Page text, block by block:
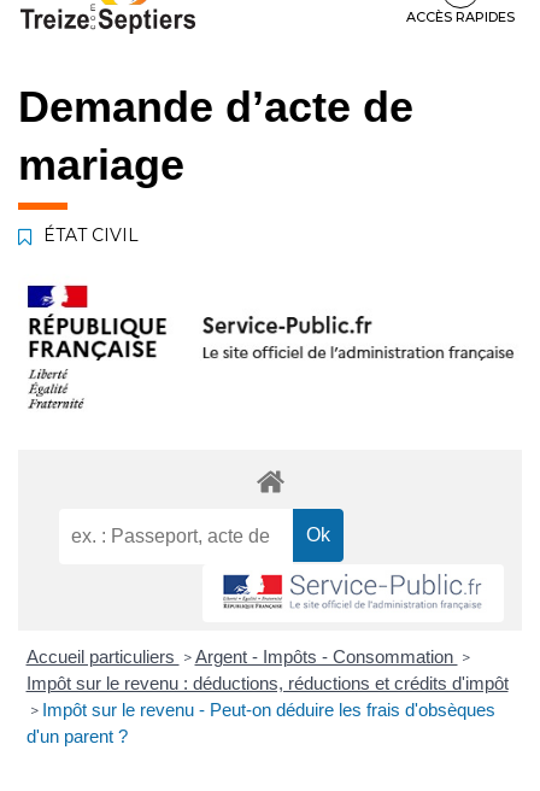
contenu
pied
ACCÈS RAPIDES
Demande d’acte de
mariage
ÉTAT CIVIL
Accueil particuliers > Argent - Impôts - Consommation >
Impôt sur le revenu : déductions, réductions et crédits d'impôt
> Impôt sur le revenu - Peut-on déduire les frais d'obsèques
d'un parent ?